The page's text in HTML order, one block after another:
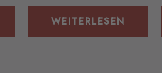
WEITERLESEN